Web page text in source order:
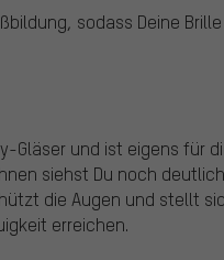
sodass Deine
Gläser und ist eigens für
siehst Du noch
die Augen und stellt
erreichen.